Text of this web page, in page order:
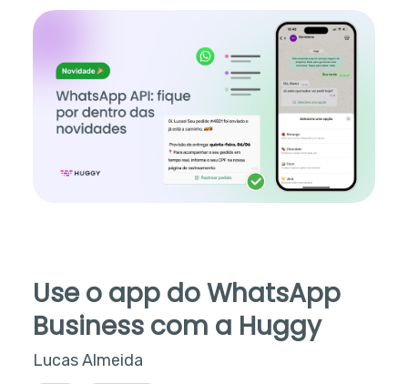
Use o app do WhatsApp
Business com a Huggy
Lucas Almeida